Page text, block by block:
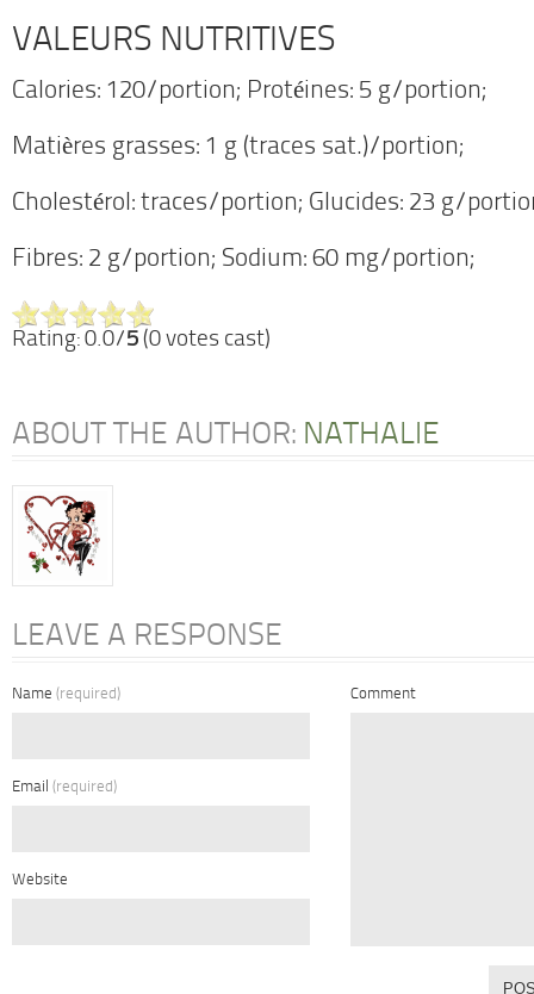
VALEURS NUTRITIVES
Calories: 120/portion; Protéines: 5 g/portion;
Matières grasses: 1 g (traces sat.)/portion;
Cholestérol: traces/portion; Glucides: 23 g/
Fibres: 2 g/portion; Sodium: 60 mg/portion;
Rating: 0.0/5 (0 votes cast)
ABOUT THE AUTHOR: NATHALIE
LEAVE A RESPONSE
Name (required)
Email (required)
Website
Comment